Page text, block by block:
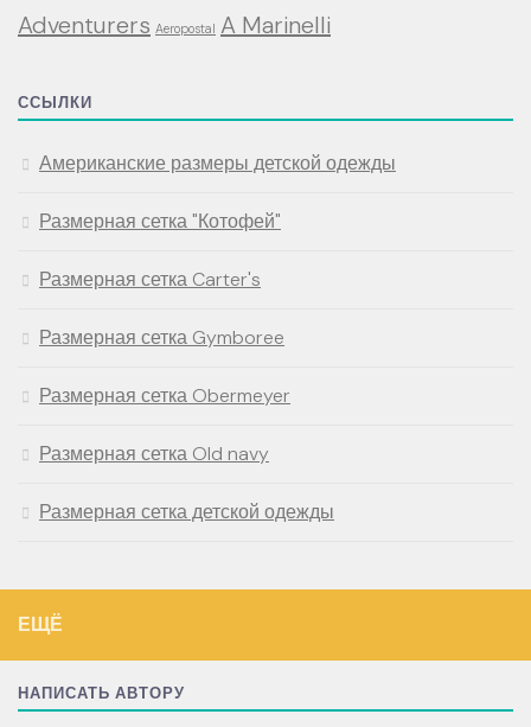
Adventurers Aeropostal A Marinelli
ССЫЛКИ
Американские размеры детской одежды
Размерная сетка "Котофей"
Размерная сетка Carter's
Размерная сетка Gymboree
Размерная сетка Obermeyer
Размерная сетка Old navy
Размерная сетка детской одежды
ЕЩЁ
НАПИСАТЬ АВТОРУ